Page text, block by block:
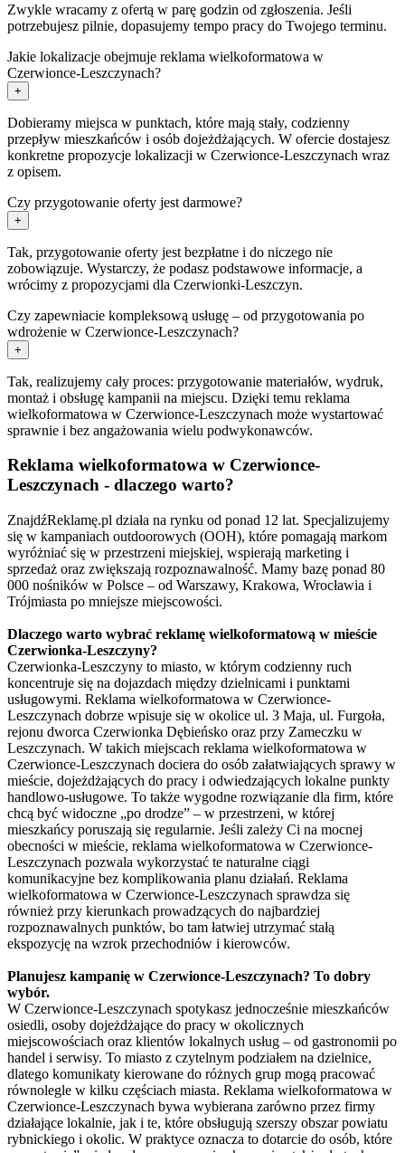
Zwykle wracamy z ofertą w parę godzin od zgłoszenia. Jeśli
potrzebujesz pilnie, dopasujemy tempo pracy do Twojego terminu.
Jakie lokalizacje obejmuje reklama wielkoformatowa w
Czerwionce-Leszczynach?
+
Dobieramy miejsca w punktach, które mają stały, codzienny
przepływ mieszkańców i osób dojeżdżających. W ofercie dostajesz
konkretne propozycje lokalizacji w Czerwionce-Leszczynach wraz
z opisem.
Czy przygotowanie oferty jest darmowe?
+
Tak, przygotowanie oferty jest bezpłatne i do niczego nie
zobowiązuje. Wystarczy, że podasz podstawowe informacje, a
wrócimy z propozycjami dla Czerwionki-Leszczyn.
Czy zapewniacie kompleksową usługę – od przygotowania po
wdrożenie w Czerwionce-Leszczynach?
+
Tak, realizujemy cały proces: przygotowanie materiałów, wydruk,
montaż i obsługę kampanii na miejscu. Dzięki temu reklama
wielkoformatowa w Czerwionce-Leszczynach może wystartować
sprawnie i bez angażowania wielu podwykonawców.
Reklama wielkoformatowa w Czerwionce-
Leszczynach - dlaczego warto?
ZnajdźReklamę.pl działa na rynku od ponad 12 lat. Specjalizujemy
się w kampaniach outdoorowych (OOH), które pomagają markom
wyróżniać się w przestrzeni miejskiej, wspierają marketing i
sprzedaż oraz zwiększają rozpoznawalność. Mamy bazę ponad 80
000 nośników w Polsce – od Warszawy, Krakowa, Wrocławia i
Trójmiasta po mniejsze miejscowości.
Dlaczego warto wybrać reklamę wielkoformatową w mieście
Czerwionka-Leszczyny?
Czerwionka-Leszczyny to miasto, w którym codzienny ruch
koncentruje się na dojazdach między dzielnicami i punktami
usługowymi. Reklama wielkoformatowa w Czerwionce-
Leszczynach dobrze wpisuje się w okolice ul. 3 Maja, ul. Furgoła,
rejonu dworca Czerwionka Dębieńsko oraz przy Zameczku w
Leszczynach. W takich miejscach reklama wielkoformatowa w
Czerwionce-Leszczynach dociera do osób załatwiających sprawy w
mieście, dojeżdżających do pracy i odwiedzających lokalne punkty
handlowo-usługowe. To także wygodne rozwiązanie dla firm, które
chcą być widoczne „po drodze” – w przestrzeni, w której
mieszkańcy poruszają się regularnie. Jeśli zależy Ci na mocnej
obecności w mieście, reklama wielkoformatowa w Czerwionce-
Leszczynach pozwala wykorzystać te naturalne ciągi
komunikacyjne bez komplikowania planu działań. Reklama
wielkoformatowa w Czerwionce-Leszczynach sprawdza się
również przy kierunkach prowadzących do najbardziej
rozpoznawalnych punktów, bo tam łatwiej utrzymać stałą
ekspozycję na wzrok przechodniów i kierowców.
Planujesz kampanię w Czerwionce-Leszczynach? To dobry
wybór.
W Czerwionce-Leszczynach spotykasz jednocześnie mieszkańców
osiedli, osoby dojeżdżające do pracy w okolicznych
miejscowościach oraz klientów lokalnych usług – od gastronomii po
handel i serwisy. To miasto z czytelnym podziałem na dzielnice,
dlatego komunikaty kierowane do różnych grup mogą pracować
równolegle w kilku częściach miasta. Reklama wielkoformatowa w
Czerwionce-Leszczynach bywa wybierana zarówno przez firmy
działające lokalnie, jak i te, które obsługują szerszy obszar powiatu
rybnickiego i okolic. W praktyce oznacza to dotarcie do osób, które